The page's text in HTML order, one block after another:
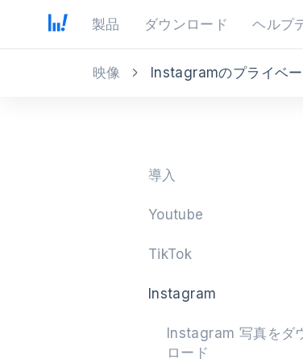
製品 ダウンロード ヘルプ
映像 Instagramのプライベ
導入
Youtube
TikTok
Instagram
Instagram 写真をダ
ロード